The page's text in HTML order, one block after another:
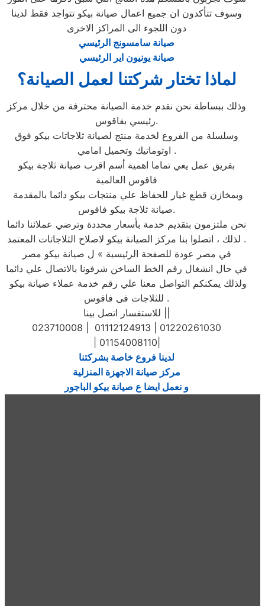
وسوف تتأكدون ان جميع اعمال صيانة بيكو تتواجد فقط لدينا
دون اللجوء الى المراكز الاخرى
صيانة سامسونج الرئيسي
صيانة يونيون اير الرئيسي
لماذا تختار شركتنا لعمل الصيانة؟
وذلك ببساطة نحن نقدم خدمة الصيانة محترفة من خلال مركز
رئيسي بفاقوس.
وسلسلة من الفروع لخدمة منتج لصيانة ثلاجاتات بيكو فوق
اوتوماتيك وتحميل امامي .
بفريق عمل يعي تماما اهمية أسم اقرب صيانة ثلاجة بيكو
فاقوس العالمية
وبمخازن قطع غيار للحفاظ علي منتجات بيكو دائما بالمقدمة
صيانة ثلاجة بيكو فاقوس.
نحن ملتزمون بتقديم خدمة بأسعار محددة وترضي عملائنا دائما
. لذلك ، اتصلوا بنا مركز الصيانة بيكو لاصلاح الثلاجاتات المعتمد
في مصر عودة للصفحة الرئيسية » ل صيانة بيكو مصر
في حال انشغال رقم الخط الساخن شرفونا بالاتصال علي دائما
ولذلك يمكنكم التواصل معنا علي رقم خدمة عملاء صيانة بيكو
للثلاجات فى فاقوس .
023710008 | 01112124913 | 01220261030
| 01154008110|
لدينا فروع خاصة بشركتنا
مركز صيانة الاجهزة المنزلية
و نعمل ايضا ع صيانة بيكو الباجور